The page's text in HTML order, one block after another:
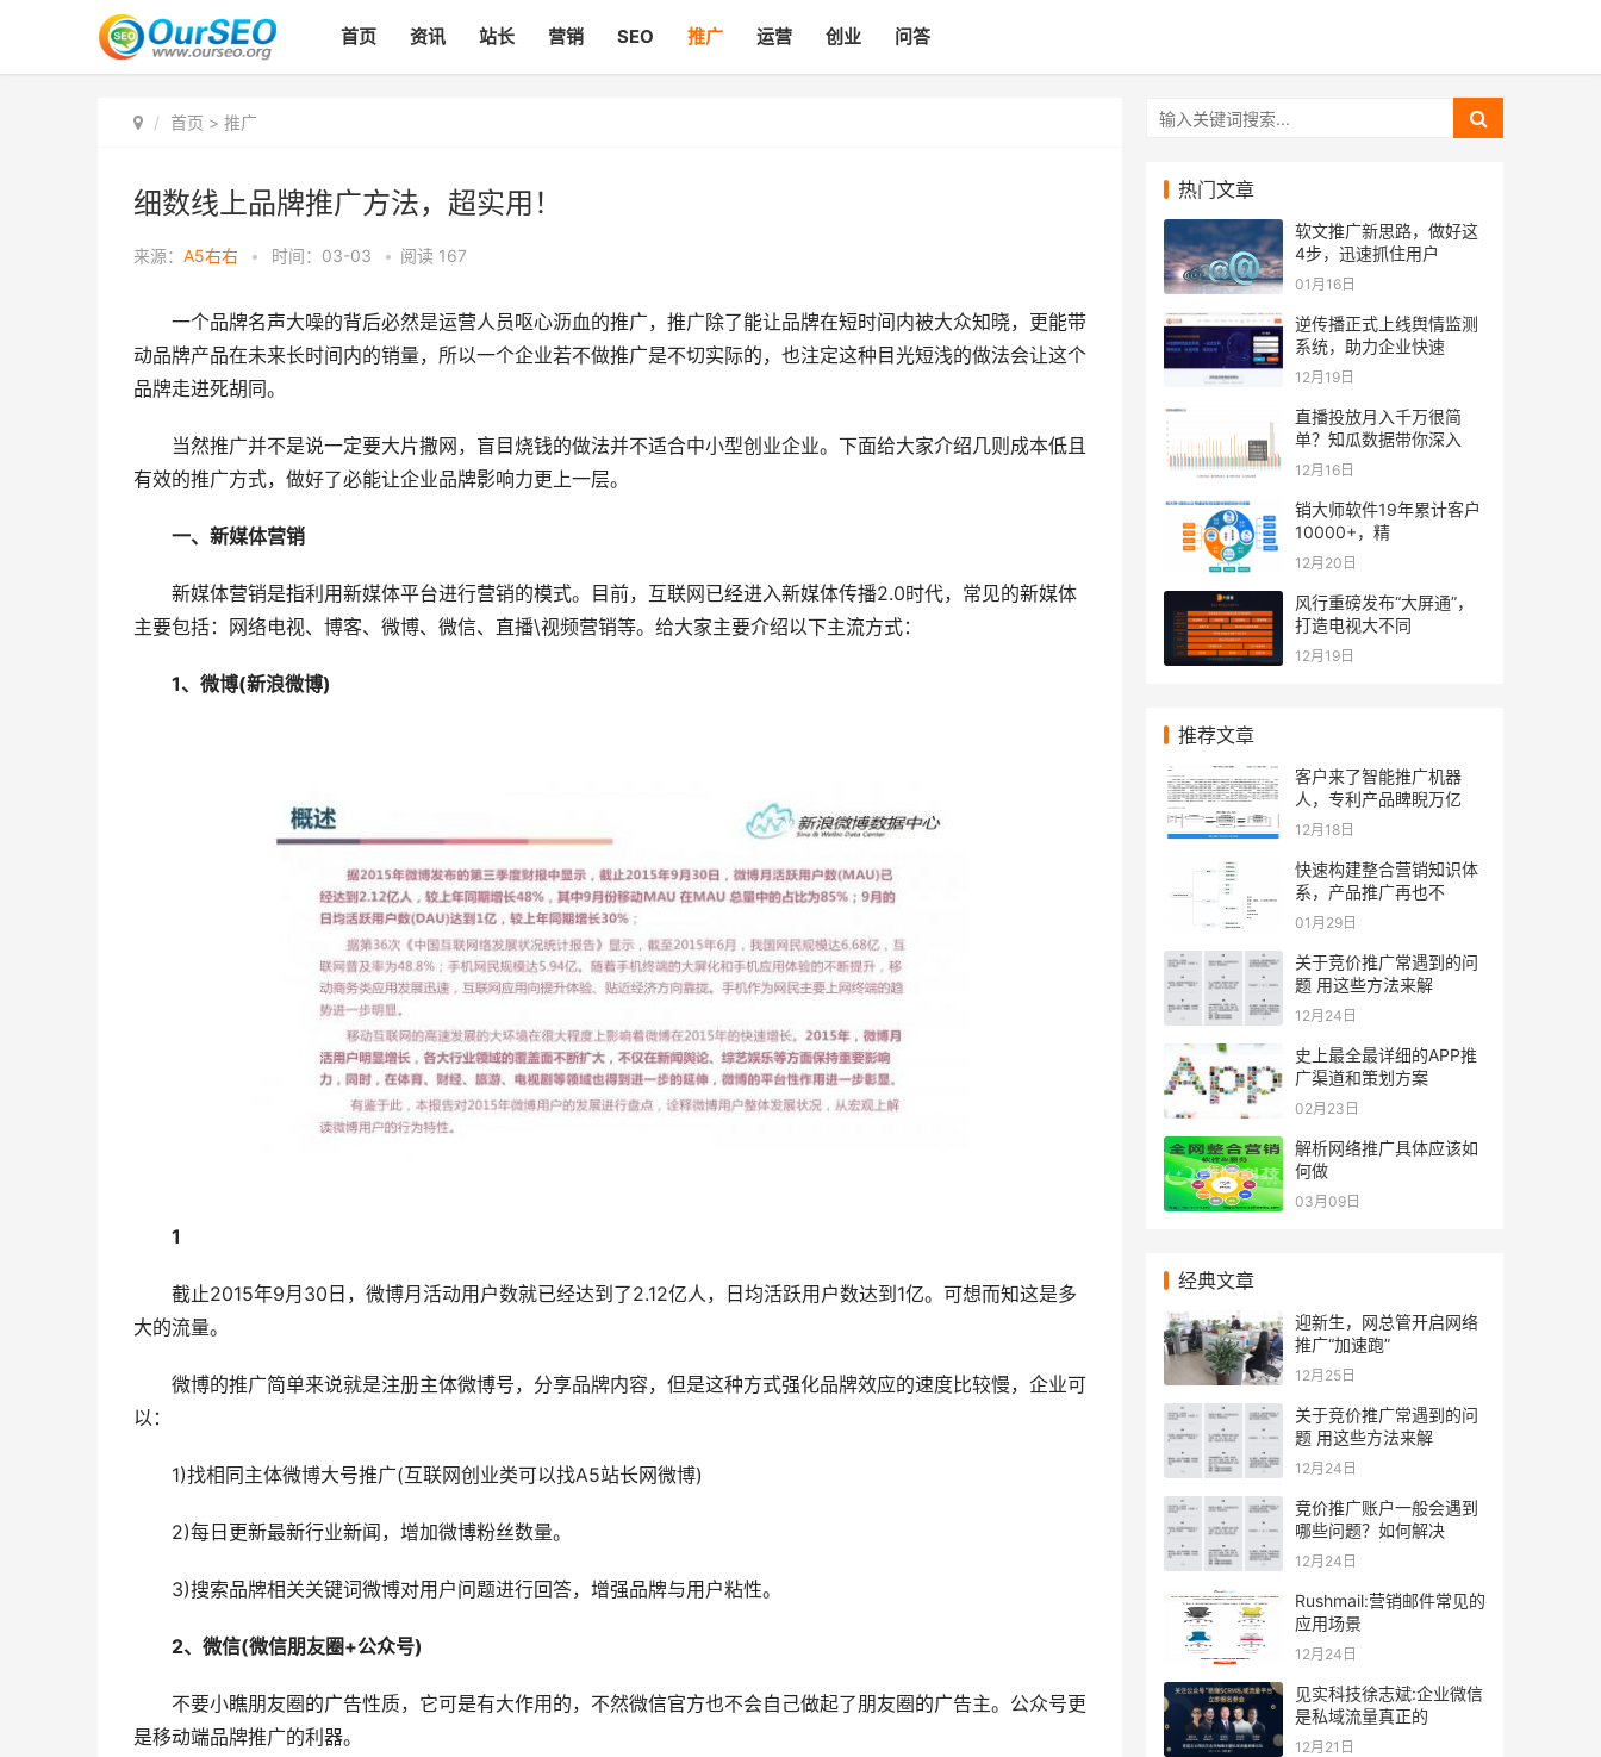
首页 资讯 站长 营销 SEO 推广 运营 创业 问答
首页 > 推广
细数线上品牌推广方法，超实用！
来源： A5右右 • 时间：03-03 • 阅读 167
一个品牌名声大噪的背后必然是运营人员呕心沥血的推广，推广除了能让品牌在短时间内被大众知晓，更能带
动品牌产品在未来长时间内的销量，所以一个企业若不做推广是不切实际的，也注定这种目光短浅的做法会让这个
品牌走进死胡同。
当然推广并不是说一定要大片撒网，盲目烧钱的做法并不适合中小型创业企业。下面给大家介绍几则成本低且
有效的推广方式，做好了必能让企业品牌影响力更上一层。
一、新媒体营销
新媒体营销是指利用新媒体平台进行营销的模式。目前，互联网已经进入新媒体传播2.0时代，常见的新媒体
主要包括：网络电视、博客、微博、微信、直播\视频营销等。给大家主要介绍以下主流方式：
1、微博(新浪微博)
1
截止2015年9月30日，微博月活动用户数就已经达到了2.12亿人，日均活跃用户数达到1亿。可想而知这是多
大的流量。
微博的推广简单来说就是注册主体微博号，分享品牌内容，但是这种方式强化品牌效应的速度比较慢，企业可
以：
1)找相同主体微博大号推广(互联网创业类可以找A5站长网微博)
2)每日更新最新行业新闻，增加微博粉丝数量。
3)搜索品牌相关关键词微博对用户问题进行回答，增强品牌与用户粘性。
2、微信(微信朋友圈+公众号)
不要小瞧朋友圈的广告性质，它可是有大作用的，不然微信官方也不会自己做起了朋友圈的广告主。公众号更
是移动端品牌推广的利器。
热门文章
软文推广新思路，做好这
4步，迅速抓住用户
01月16日
逆传播正式上线舆情监测
系统，助力企业快速
12月19日
直播投放月入千万很简
单？知瓜数据带你深入
12月16日
销大师软件19年累计客户
10000+，精
12月20日
风行重磅发布“大屏通”，
打造电视大不同
12月19日
推荐文章
客户来了智能推广机器
人，专利产品睥睨万亿
12月18日
快速构建整合营销知识体
系，产品推广再也不
01月29日
关于竞价推广常遇到的问
题 用这些方法来解
12月24日
史上最全最详细的APP推
广渠道和策划方案
02月23日
解析网络推广具体应该如
何做
03月09日
经典文章
迎新生，网总管开启网络
推广“加速跑”
12月25日
关于竞价推广常遇到的问
题 用这些方法来解
12月24日
竞价推广账户一般会遇到
哪些问题？如何解决
12月24日
Rushmail:营销邮件常见的
应用场景
12月24日
见实科技徐志斌:企业微信
是私域流量真正的
12月21日